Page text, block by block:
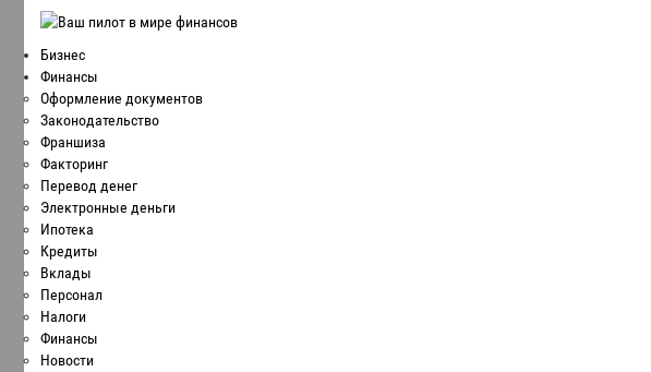
Бизнес
Финансы
Оформление документов
Законодательство
Франшиза
Факторинг
Перевод денег
Электронные деньги
Ипотека
Кредиты
Вклады
Персонал
Налоги
Финансы
Новости